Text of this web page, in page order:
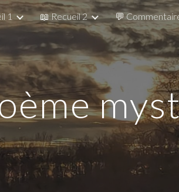
Skip to navigation
1 📖 Recueil 2 💬